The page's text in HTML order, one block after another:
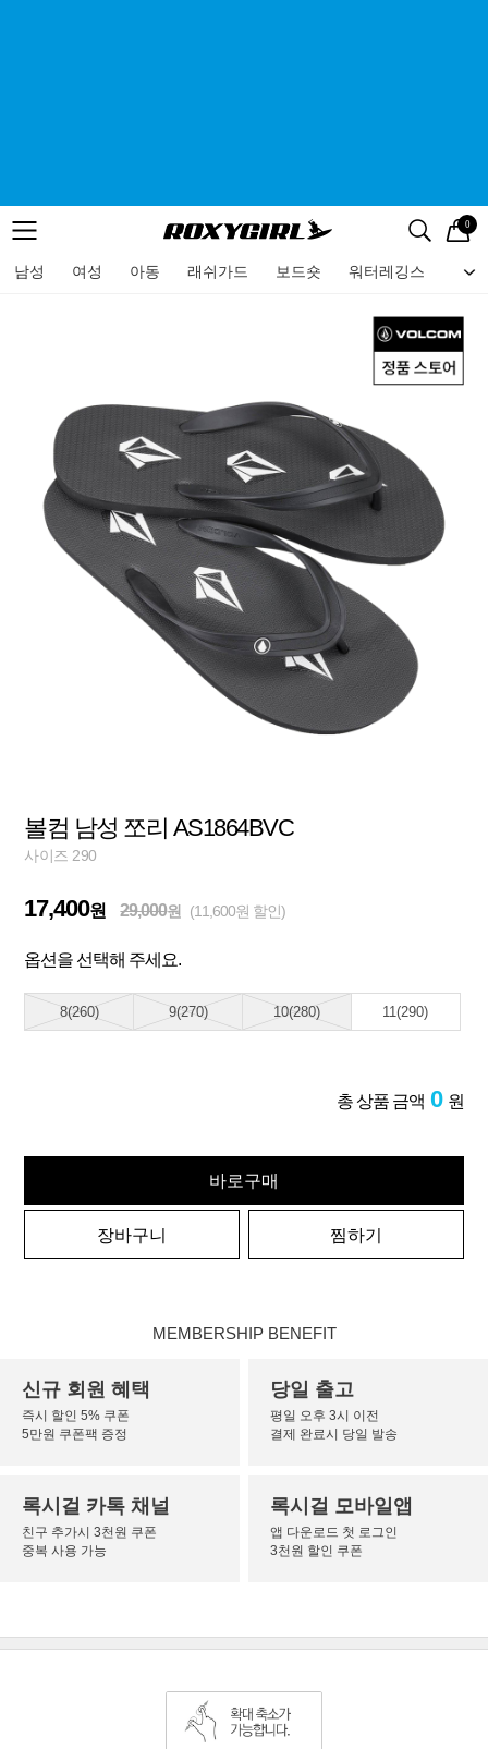
메뉴 검색
로고 0
남성 여성 아동 래쉬가드 보드숏 워터레깅스 비
메뉴
볼컴 남성 쪼리 AS1864BVC
사이즈 290
17,400원 29,000원 (11,600원 할인)
옵션을 선택해 주세요.
8(260) 9(270) 10(280) 11(290)
총 상품 금액 0 원
바로구매
장바구니 찜하기
MEMBERSHIP BENEFIT
신규 회원 혜택
즉시 할인 5% 쿠폰
5만원 쿠폰팩 증정
당일 출고
평일 오후 3시 이전
결제 완료시 당일 발송
록시걸 카톡 채널
친구 추가시 3천원 쿠폰
중복 사용 가능
록시걸 모바일앱
앱 다운로드 첫 로그인
3천원 할인 쿠폰